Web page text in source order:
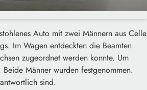
Auto mit zwei Männern aus Celle
Im Wagen entdeckten die Beamten
zugeordnet werden konnte. Um
Männer wurden festgenommen.
sind.